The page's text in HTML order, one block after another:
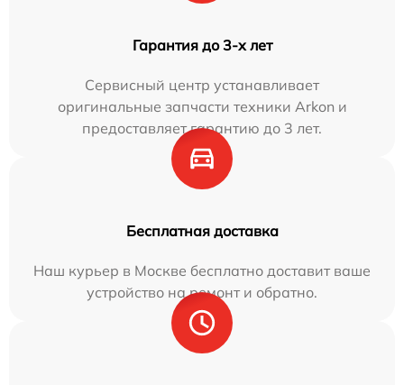
Гарантия до 3-х лет
Сервисный центр устанавливает
оригинальные запчасти техники Arkon и
предоставляет гарантию до 3 лет.
Бесплатная доставка
Наш курьер в Москве бесплатно доставит ваше
устройство на ремонт и обратно.